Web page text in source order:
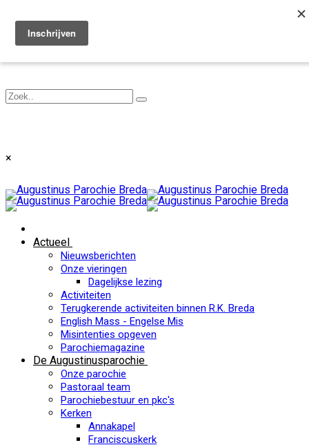
Toggle navigation
×
Actueel
Nieuwsberichten
Onze vieringen
Dagelijkse lezing
Activiteiten
Terugkerende activiteiten binnen R.K. Breda
English Mass - Engelse Mis
Misintenties opgeven
Parochiemagazine
De Augustinusparochie
Onze parochie
Pastoraal team
Parochiebestuur en pkc's
Kerken
Annakapel
Franciscuskerk